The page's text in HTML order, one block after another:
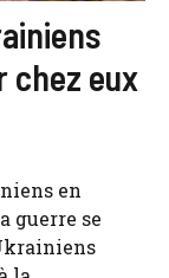
eux
en
guerre se